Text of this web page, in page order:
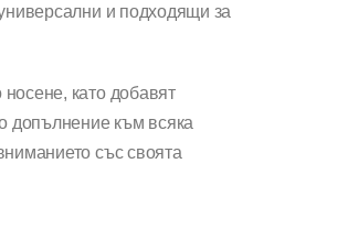
и подходящи за
като добавят
допълнение към всяка
със своята